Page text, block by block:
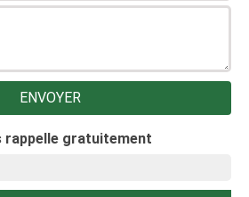
rappelle gratuitement